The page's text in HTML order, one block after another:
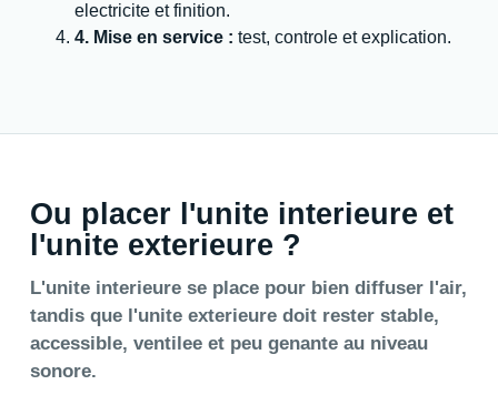
electricite et finition.
4. Mise en service : test, controle et explication.
Ou placer l'unite interieure et
l'unite exterieure ?
L'unite interieure se place pour bien diffuser l'air,
tandis que l'unite exterieure doit rester stable,
accessible, ventilee et peu genante au niveau
sonore.